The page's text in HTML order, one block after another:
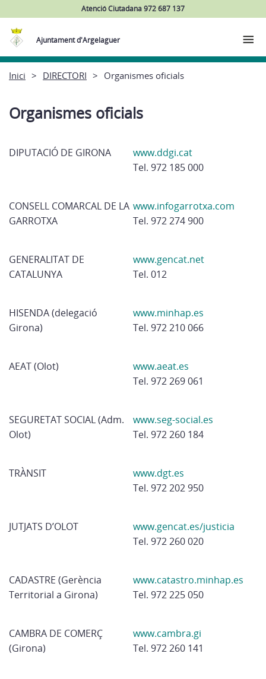
Atenció Ciutadana 972 687 137
Ajuntament d'Argelaguer
Inici DIRECTORI Organismes oficials
Organismes oficials
DIPUTACIÓ DE GIRONA
www.ddgi.cat
Tel. 972 185 000
CONSELL COMARCAL DE LA
GARROTXA
www.infogarrotxa.com
Tel. 972 274 900
GENERALITAT DE
CATALUNYA
www.gencat.net
Tel. 012
HISENDA (delegació
Girona)
www.minhap.es
Tel. 972 210 066
AEAT (Olot)
www.aeat.es
Tel. 972 269 061
SEGURETAT SOCIAL (Adm.
Olot)
www.seg-social.es
Tel. 972 260 184
TRÀNSIT
www.dgt.es
Tel. 972 202 950
JUTJATS D’OLOT
www.gencat.es/justicia
Tel. 972 260 020
CADASTRE (Gerència
Territorial a Girona)
www.catastro.minhap.es
Tel. 972 225 050
CAMBRA DE COMERÇ
(Girona)
www.cambra.gi
Tel. 972 260 141